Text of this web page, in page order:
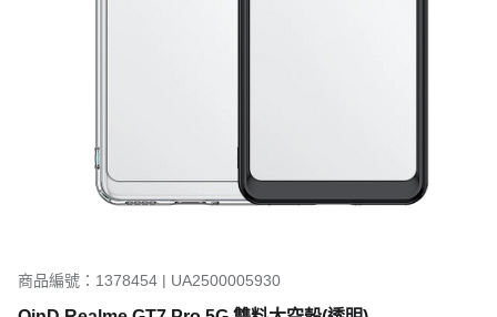
商品編號：1378454 | UA2500005930